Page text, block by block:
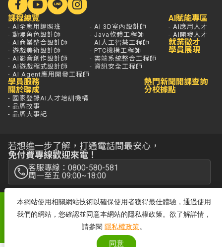
課程總覽
- AI全應用證照班
- 動漫角色設計師
- AI商業整合設計師
- 遊戲美術設計師
- AI影音創作設計師
- AI遊戲程式設計師
- AI Agent應用開發工程師
- AI 3D室內設計師
- Java軟體工程師
- AI人工智慧工程師
- PTC機構工程師
- 雲端系統整合工程師
- 資訊安全工程師
AI賦能專區
- AI應用人才
- AI開發人才
就業徵才
學員展現
學員服務
關於聯成
- 國家登錄AI人才培訓機構
- 品牌故事
- 品牌大事記
熱門新聞
分校據點
開課查詢
若想進一步了解，打通電話問最安心，
免付費專線歡迎來電！
客服專線：0800-580-581
周一至五 09:00~18:00
聯成電腦網站全部圖文係屬聯成電腦版權所有
Copyright© 2025 by lccnet.all Rights Reserved文中所提及之產品名
性騷擾防治|網站地圖|消費保障聲明
本網站使用相關網站技術以確保使用者獲得最佳體驗，通過使用
我們的網站，您確認並同意本網站的隱私權政策。欲了解詳情，
請參閱 隱私權政策。
同意